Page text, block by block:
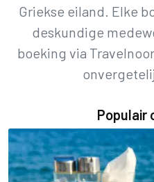
Griekse eiland. Elke
deskundige
boeking via
Populair